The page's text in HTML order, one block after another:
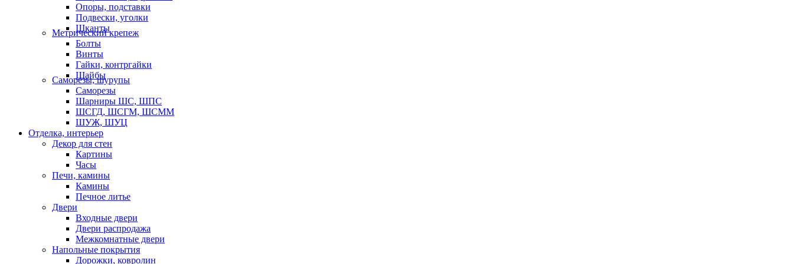
Опоры, подставки
Подвески, уголки
Шканты
Метрический крепеж
Болты
Винты
Гайки, контргайки
Шайбы
Саморезы, шурупы
Саморезы
Шарниры ШС, ШПС
ШСГД, ШСГМ, ШСММ
ШУЖ, ШУЦ
Отделка, интерьер
Декор для стен
Картины
Часы
Печи, камины
Камины
Печное литье
Двери
Входные двери
Двери распродажа
Межкомнатные двери
Напольные покрытия
Дорожки, ковролин